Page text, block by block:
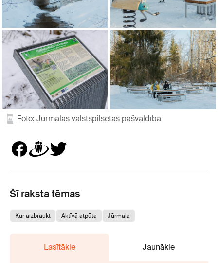
Foto: Jūrmalas valstspilsētas pašvaldība
Šī raksta tēmas
Kur aizbraukt Aktīvā atpūta Jūrmala
Lasītākie Jaunākie